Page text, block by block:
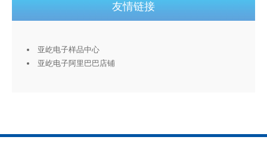
友情链接
亚屹电子样品中心
亚屹电子阿里巴巴店铺